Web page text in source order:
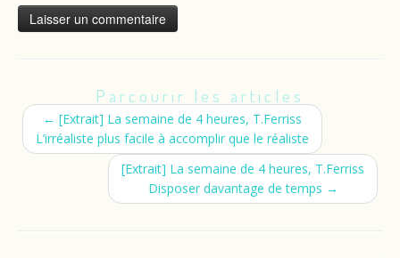
Parcourir les articles
← [Extrait] La semaine de 4 heures, T.Ferriss
L’irréaliste plus facile à accomplir que le réaliste
[Extrait] La semaine de 4 heures, T.Ferriss
Disposer davantage de temps →